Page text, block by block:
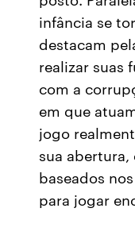
infância se
destacam
realizar suas
com a
em que
jogo
sua abertura,
baseados
para jogar